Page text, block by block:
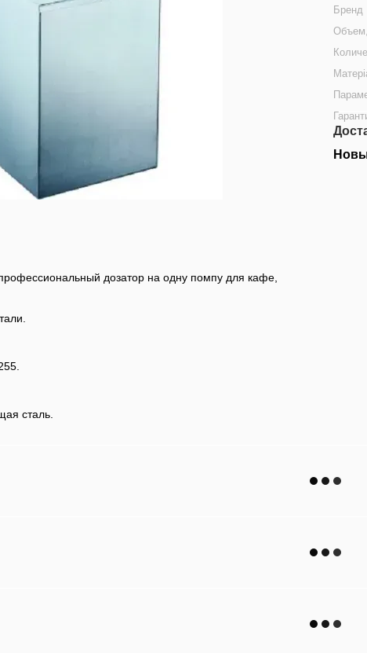
дозатор на одну помпу для кафе,
сталь.
Бренд